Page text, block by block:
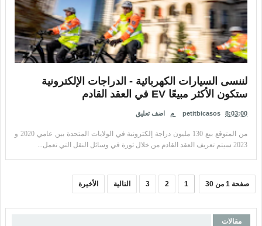
لننسى السيارات الكهربائية - الدراجات الإلكترونية
ستكون الأكثر مبيعًا EV في العقد القادم
petitbicasos 8:03:00 م اضف تعليق
من المتوقع بيع 130 مليون دراجة إلكترونية في الولايات المتحدة بين عامي 2020 و
2023 سيتم تعريف العقد القادم من خلال ثورة في وسائل النقل التي تعمل...
صفحة 1 من 30 1
2
3 التالية الأخيرة
مقالات